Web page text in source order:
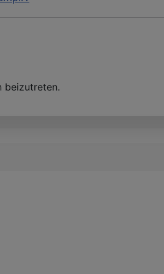
beizutreten.